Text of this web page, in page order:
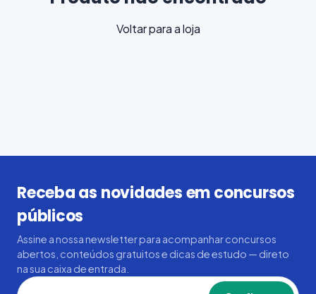
Voltar para a loja
Receba as novidades em concursos
públicos
Assine a nossa newsletter para acompanhar concursos
abertos, conteúdos gratuitos e dicas de estudo — direto
na sua caixa de entrada.